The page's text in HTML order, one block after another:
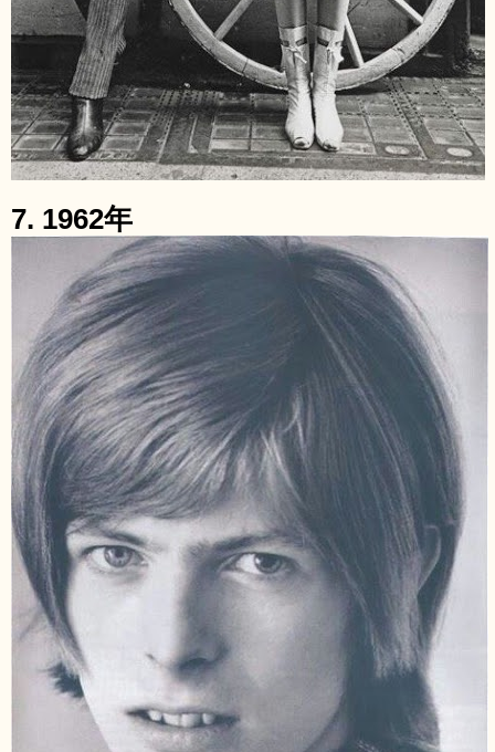
7. 1962年